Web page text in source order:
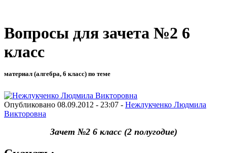
Вопросы для зачета №2 6
класс
материал (алгебра, 6 класс) по теме
Опубликовано 08.09.2012 - 23:07 - Нежлукченко Людмила
Викторовна
Зачет №2 6 класс (2 полугодие)